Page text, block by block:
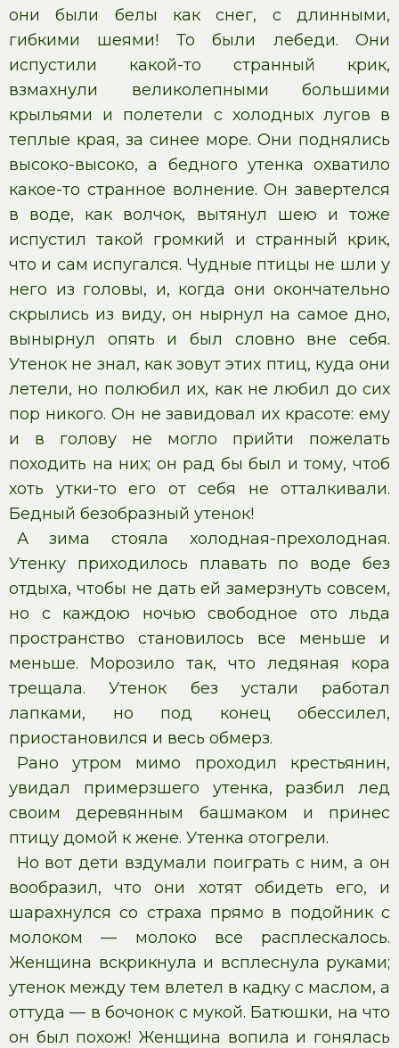
они были белы как снег, с длинными,
гибкими шеями! То были лебеди. Они
испустили какой-то странный крик,
взмахнули великолепными большими
крыльями и полетели с холодных лугов в
теплые края, за синее море. Они поднялись
высоко-высоко, а бедного утенка охватило
какое-то странное волнение. Он завертелся
в воде, как волчок, вытянул шею и тоже
испустил такой громкий и странный крик,
что и сам испугался. Чудные птицы не шли у
него из головы, и, когда они окончательно
скрылись из виду, он нырнул на самое дно,
вынырнул опять и был словно вне себя.
Утенок не знал, как зовут этих птиц, куда они
летели, но полюбил их, как не любил до сих
пор никого. Он не завидовал их красоте: ему
и в голову не могло прийти пожелать
походить на них; он рад бы был и тому, чтоб
хоть утки-то его от себя не отталкивали.
Бедный безобразный утенок!
А зима стояла холодная-прехолодная.
Утенку приходилось плавать по воде без
отдыха, чтобы не дать ей замерзнуть совсем,
но с каждою ночью свободное ото льда
пространство становилось все меньше и
меньше. Морозило так, что ледяная кора
трещала. Утенок без устали работал
лапками, но под конец обессилел,
приостановился и весь обмерз.
Рано утром мимо проходил крестьянин,
увидал примерзшего утенка, разбил лед
своим деревянным башмаком и принес
птицу домой к жене. Утенка отогрели.
Но вот дети вздумали поиграть с ним, а он
вообразил, что они хотят обидеть его, и
шарахнулся со страха прямо в подойник с
молоком — молоко все расплескалось.
Женщина вскрикнула и всплеснула руками;
утенок между тем влетел в кадку с маслом, а
оттуда — в бочонок с мукой. Батюшки, на что
он был похож! Женщина вопила и гонялась